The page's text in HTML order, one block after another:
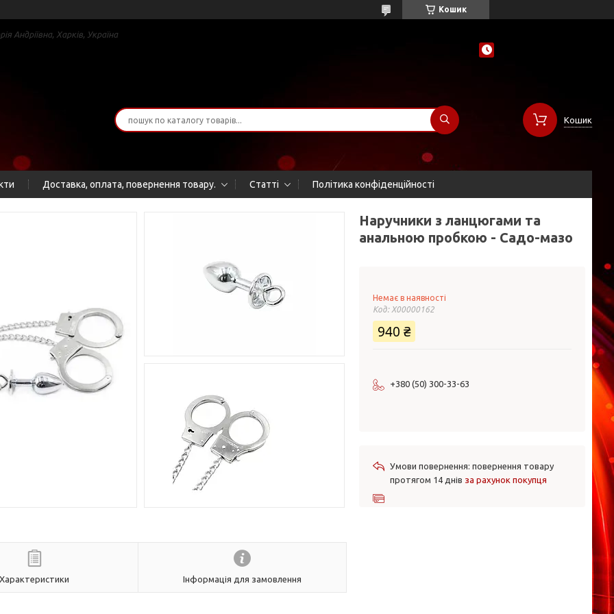
Кошик
Харків, Україна
Кошик
Доставка, оплата, повернення товару. Статті Політика конфіденційності
Характеристики Інформація для замовлення
Наручники з ланцюгами та
анальною пробкою - Садо-мазо
Немає в наявності
Код: X00000162
940 ₴
+380 (50) 300-33-63
повернення товару
протягом 14 днів за рахунок покупця